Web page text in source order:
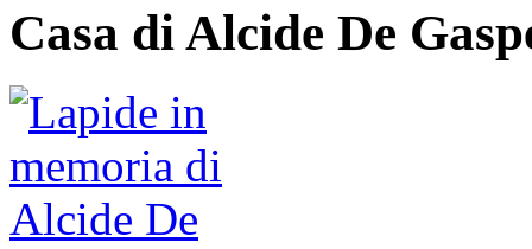
Casa di Alcide De